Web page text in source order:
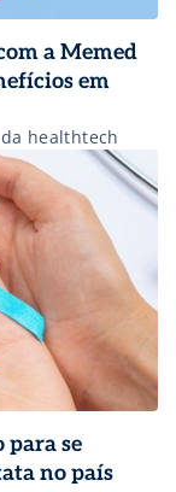
a Memed
em
healthtech
para se
no país